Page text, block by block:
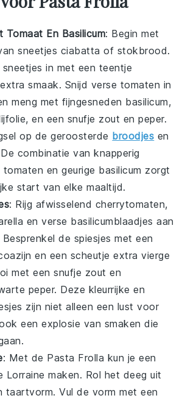
Tomaat En Basilicum: Begin met
sneetjes ciabatta of stokbrood.
in met een teentje
smaak. Snijd verse tomaten in
meng met fijngesneden basilicum,
, en een snufje zout enpeper.
op de geroosterde broodjes en
combinatie van knapperig
en geurige basilicum zorgt
start van elke maaltijd.
: Rijg afwisselend cherrytomaten,
en verse basilicumblaadjes aan
de spiesjes met een
en een scheutjeextra vierge
met een snufje zout en
peper. Deze kleurrijke en
zijn niet alleen een lust voor
een explosie van smaken die
: Met de Pasta Frolla kun je een
Lorraine maken. Rol het deeg uit
taartvorm. Vul de vorm met een